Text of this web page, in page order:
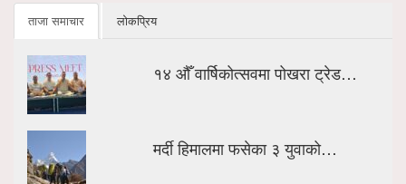
ताजा समाचार लोकप्रिय
१४ औँ वार्षिकोत्सवमा पोखरा ट्रेड…
मर्दी हिमालमा फसेका ३ युवाको…